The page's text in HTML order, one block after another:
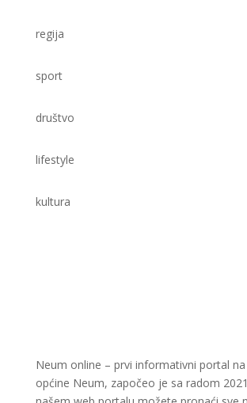
regija
sport
društvo
lifestyle
kultura
Neum online – prvi informativni portal
općine Neum, započeo je sa radom